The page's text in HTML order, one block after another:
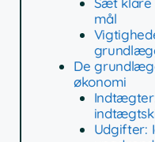
mål
De
økonomi
Udgifter: